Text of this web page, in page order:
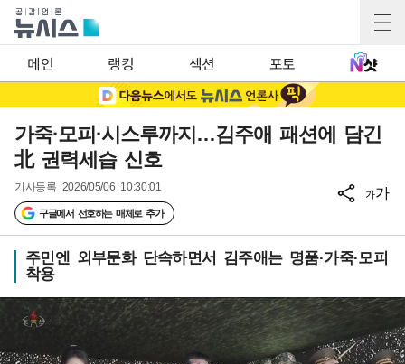
메인 랭킹 섹션 포토
가죽·모피·시스루까지…김주애 패션에 담긴
北 권력세습 신호
기사등록 2026/05/06 10:30:01
구글에서 선호하는 매체로 추가
가가
주민엔 외부문화 단속하면서 김주애는 명품·가죽·모피
착용